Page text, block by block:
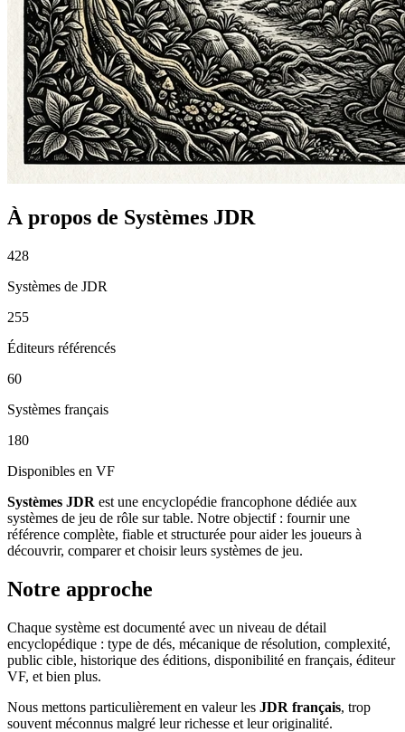
À propos de Systèmes JDR
428
Systèmes de JDR
255
Éditeurs référencés
60
Systèmes français
180
Disponibles en VF
Systèmes JDR est une encyclopédie francophone dédiée aux
systèmes de jeu de rôle sur table. Notre objectif : fournir une
référence complète, fiable et structurée pour aider les joueurs à
découvrir, comparer et choisir leurs systèmes de jeu.
Notre approche
Chaque système est documenté avec un niveau de détail
encyclopédique : type de dés, mécanique de résolution, complexité,
public cible, historique des éditions, disponibilité en français, éditeur
VF, et bien plus.
Nous mettons particulièrement en valeur les JDR français, trop
souvent méconnus malgré leur richesse et leur originalité.